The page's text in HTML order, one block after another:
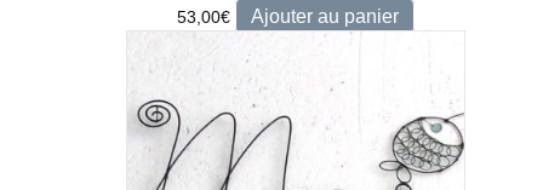
53,00€ Ajouter au panier